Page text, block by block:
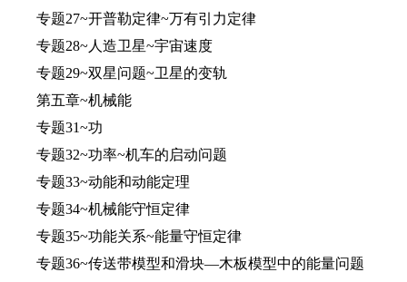
专题27~开普勒定律~万有引力定律
专题28~人造卫星~宇宙速度
专题29~双星问题~卫星的变轨
第五章~机械能
专题31~功
专题32~功率~机车的启动问题
专题33~动能和动能定理
专题34~机械能守恒定律
专题35~功能关系~能量守恒定律
专题36~传送带模型和滑块—木板模型中的能量问题